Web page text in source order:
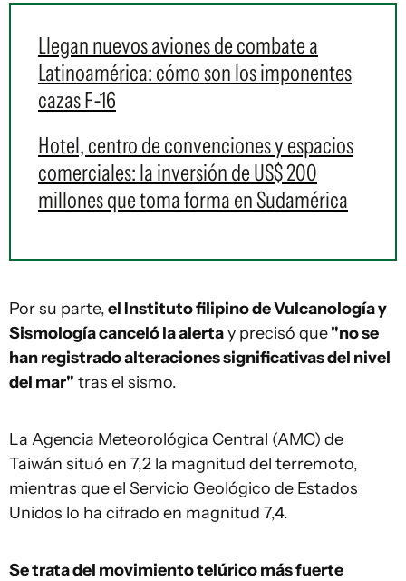
Llegan nuevos aviones de combate a
Latinoamérica: cómo son los imponentes
cazas F-16
Hotel, centro de convenciones y espacios
comerciales: la inversión de US$ 200
millones que toma forma en Sudamérica
Por su parte,el Instituto filipino de Vulcanología y
Sismología canceló la alertay precisó que"no se
han registrado alteraciones significativas del nivel
del mar" tras el sismo.
La Agencia Meteorológica Central (AMC) de
Taiwán situó en 7,2 la magnitud del terremoto,
mientras que el Servicio Geológico de Estados
Unidos lo ha cifrado en magnitud 7,4.
Se trata del movimiento telúrico más fuerte